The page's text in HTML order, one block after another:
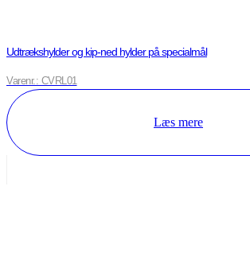
Udtrækshylder og kip-ned hylder på specialmål
Varenr.: CVRL01
Læs mere